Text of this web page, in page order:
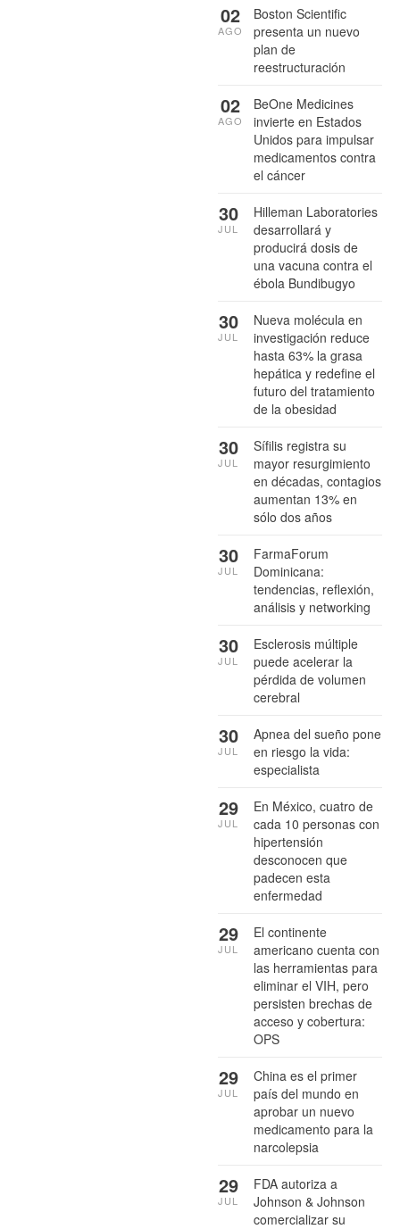
Boston Scientific
presenta un nuevo
plan de
reestructuración
02
AGO
BeOne Medicines
invierte en Estados
Unidos para impulsar
medicamentos contra
el cáncer
02
AGO
Hilleman Laboratories
desarrollará y
producirá dosis de
una vacuna contra el
ébola Bundibugyo
30
JUL
Nueva molécula en
investigación reduce
hasta 63% la grasa
hepática y redefine el
futuro del tratamiento
de la obesidad
30
JUL
Sífilis registra su
mayor resurgimiento
en décadas, contagios
aumentan 13% en
sólo dos años
30
JUL
FarmaForum
Dominicana:
tendencias, reflexión,
análisis y networking
30
JUL
Esclerosis múltiple
puede acelerar la
pérdida de volumen
cerebral
30
JUL
Apnea del sueño pone
en riesgo la vida:
especialista
30
JUL
En México, cuatro de
cada 10 personas con
hipertensión
desconocen que
padecen esta
enfermedad
29
JUL
El continente
americano cuenta con
las herramientas para
eliminar el VIH, pero
persisten brechas de
acceso y cobertura:
OPS
29
JUL
China es el primer
país del mundo en
aprobar un nuevo
medicamento para la
narcolepsia
29
JUL
FDA autoriza a
Johnson & Johnson
comercializar su
29
JUL